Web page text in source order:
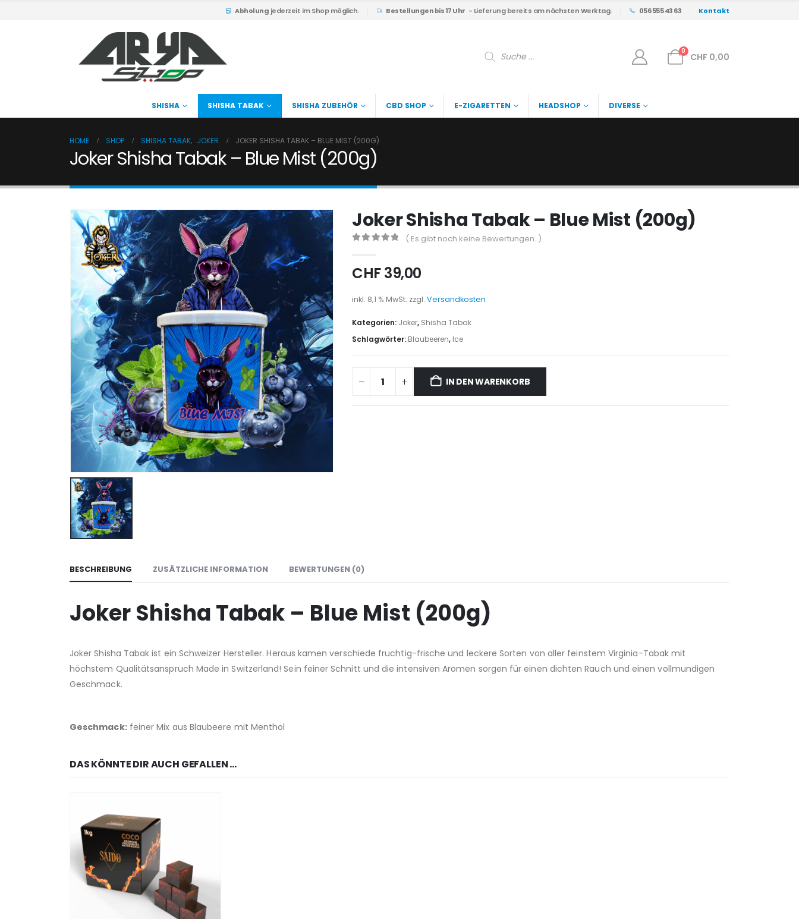
Abholung jederzeit im Shop möglich. Bestellungen bis 17 Uhr - Lieferung bereits am nächsten Werktag. 056 555 43 63 Kontakt
Products
search
0
CHF 0,00
SHISHA SHISHA TABAK SHISHA ZUBEHÖR CBD SHOP E-ZIGARETTEN HEADSHOP DIVERSE
HOME SHOP SHISHA TABAK, JOKER JOKER SHISHA TABAK – BLUE MIST (200G)
Joker Shisha Tabak – Blue Mist (200g)
Joker Shisha Tabak – Blue Mist (200g)
( Es gibt noch keine Bewertungen. )
CHF39,00
inkl. 8,1 % MwSt. zzgl. Versandkosten
Kategorien: Joker, Shisha Tabak
Schlagwörter: Blaubeeren, Ice
IN DEN WARENKORB
BESCHREIBUNG ZUSÄTZLICHE INFORMATION BEWERTUNGEN (0)
Joker Shisha Tabak – Blue Mist (200g)
Joker Shisha Tabak ist ein Schweizer Hersteller. Heraus kamen verschiede fruchtig-frische und leckere Sorten von aller feinstem Virginia-Tabak mit
höchstem Qualitätsanspruch Made in Switzerland! Sein feiner Schnitt und die intensiven Aromen sorgen für einen dichten Rauch und einen vollmundigen
Geschmack.
Geschmack:feiner Mix aus Blaubeere mit Menthol
DAS KÖNNTE DIR AUCH GEFALLEN …